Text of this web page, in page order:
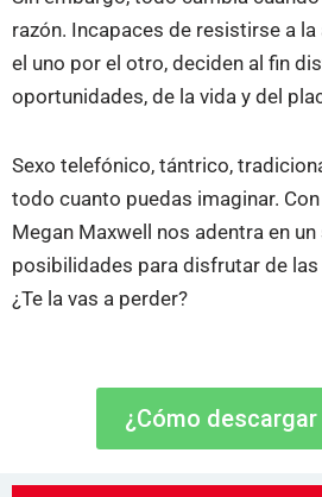
razón. Incapaces de resistirse a
el uno por el otro, deciden al fin
oportunidades, de la vida y del
Sexo telefónico, tántrico,
todo cuanto puedas imaginar. Con
Megan Maxwell nos adentra en
posibilidades para disfrutar de
¿Te la vas a perder?
¿Cómo